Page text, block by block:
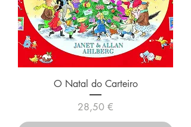
O Natal do Carteiro
Prezzo
28,50 €